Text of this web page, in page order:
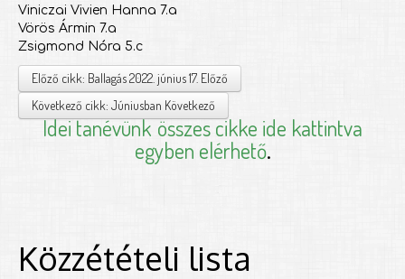
Viniczai Vivien Hanna 7.a
Vörös Ármin 7.a
Zsigmond Nóra 5.c
Előző cikk: Ballagás 2022. június 17. Előző
Következő cikk: Júniusban Következő
Idei tanévünk összes cikke ide kattintva
egyben elérhető.
Közzétételi lista